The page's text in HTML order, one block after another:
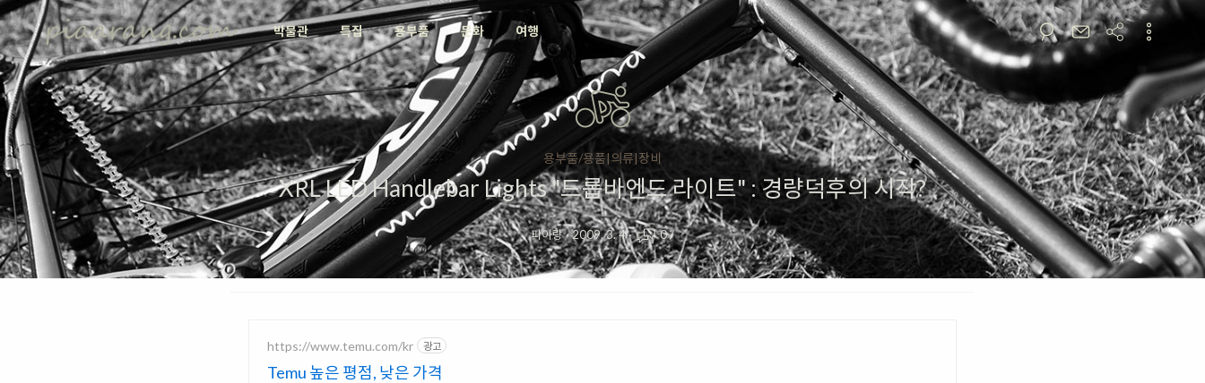
박물관 특집 용부품 문화 여행
용부품/용품|의류|장비
XRL LED Handlebar Lights "드롭바엔드 라이트" : 경량덕후의 시작?
피아랑·2009. 3. 4· 0/
https://www.temu.com/kr 광고
Temu 높은 평점, 낮은 가격